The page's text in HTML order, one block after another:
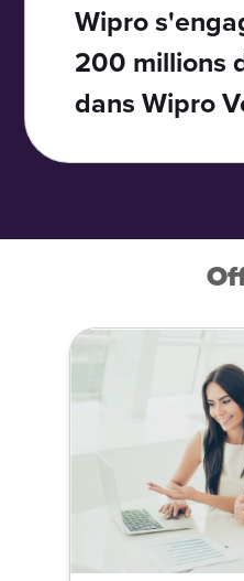
Wipro
200 millions
dans Wipro